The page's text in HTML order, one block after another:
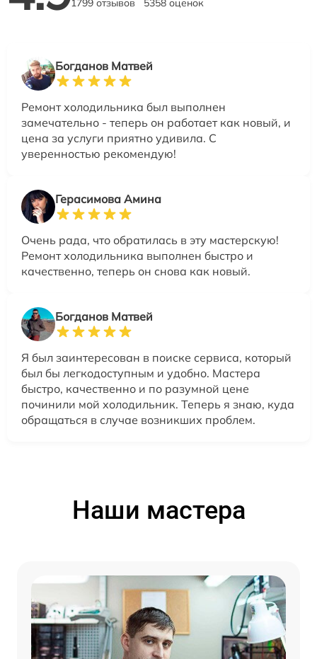
1799 отзывов 5358 оценок
Богданов Матвей
Ремонт холодильника был выполнен
замечательно - теперь он работает как новый, и
цена за услуги приятно удивила. С
уверенностью рекомендую!
Герасимова Амина
Очень рада, что обратилась в эту мастерскую!
Ремонт холодильника выполнен быстро и
качественно, теперь он снова как новый.
Богданов Матвей
Я был заинтересован в поиске сервиса, который
был бы легкодоступным и удобно. Мастера
быстро, качественно и по разумной цене
починили мой холодильник. Теперь я знаю, куда
обращаться в случае возникших проблем.
Наши мастера